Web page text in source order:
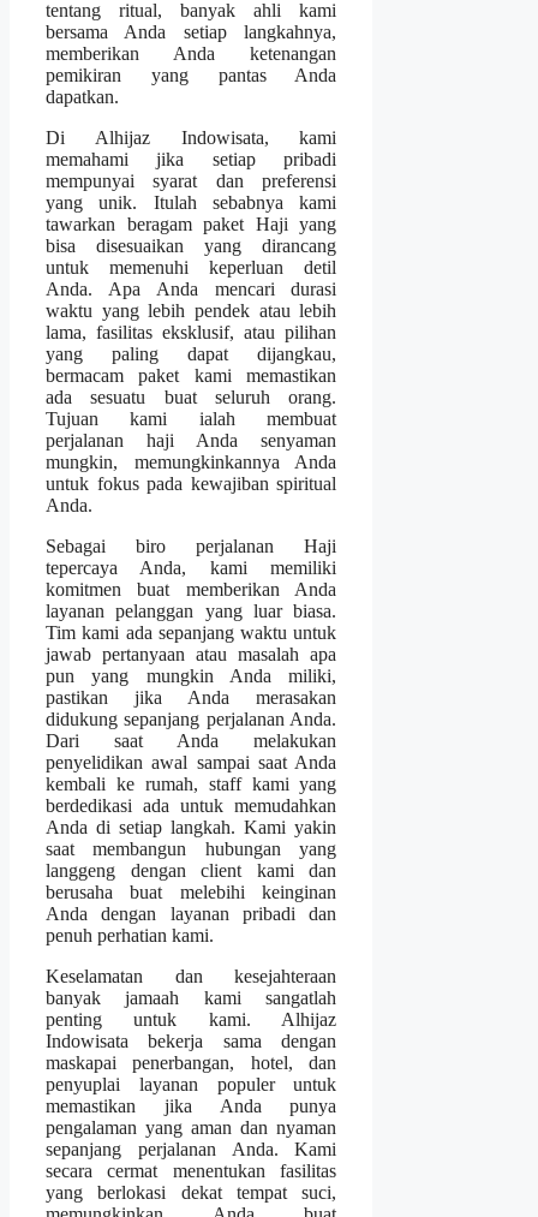
tentang ritual, banyak ahli kami
bersama Anda setiap langkahnya,
memberikan Anda ketenangan
pemikiran yang pantas Anda
dapatkan.
Di Alhijaz Indowisata, kami
memahami jika setiap pribadi
mempunyai syarat dan preferensi
yang unik. Itulah sebabnya kami
tawarkan beragam paket Haji yang
bisa disesuaikan yang dirancang
untuk memenuhi keperluan detil
Anda. Apa Anda mencari durasi
waktu yang lebih pendek atau lebih
lama, fasilitas eksklusif, atau pilihan
yang paling dapat dijangkau,
bermacam paket kami memastikan
ada sesuatu buat seluruh orang.
Tujuan kami ialah membuat
perjalanan haji Anda senyaman
mungkin, memungkinkannya Anda
untuk fokus pada kewajiban spiritual
Anda.
Sebagai biro perjalanan Haji
tepercaya Anda, kami memiliki
komitmen buat memberikan Anda
layanan pelanggan yang luar biasa.
Tim kami ada sepanjang waktu untuk
jawab pertanyaan atau masalah apa
pun yang mungkin Anda miliki,
pastikan jika Anda merasakan
didukung sepanjang perjalanan Anda.
Dari saat Anda melakukan
penyelidikan awal sampai saat Anda
kembali ke rumah, staff kami yang
berdedikasi ada untuk memudahkan
Anda di setiap langkah. Kami yakin
saat membangun hubungan yang
langgeng dengan client kami dan
berusaha buat melebihi keinginan
Anda dengan layanan pribadi dan
penuh perhatian kami.
Keselamatan dan kesejahteraan
banyak jamaah kami sangatlah
penting untuk kami. Alhijaz
Indowisata bekerja sama dengan
maskapai penerbangan, hotel, dan
penyuplai layanan populer untuk
memastikan jika Anda punya
pengalaman yang aman dan nyaman
sepanjang perjalanan Anda. Kami
secara cermat menentukan fasilitas
yang berlokasi dekat tempat suci,